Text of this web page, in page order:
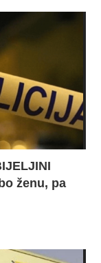
ženu, pa